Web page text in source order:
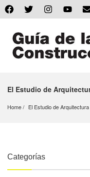
El Estudio de
Home El Estudio de
Categorías